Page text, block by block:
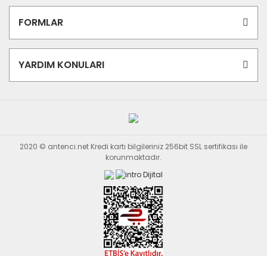
FORMLAR
YARDIM KONULARI
2020 © antenci.net Kredi kartı bilgileriniz 256bit SSL sertifikası ile
korunmaktadır.